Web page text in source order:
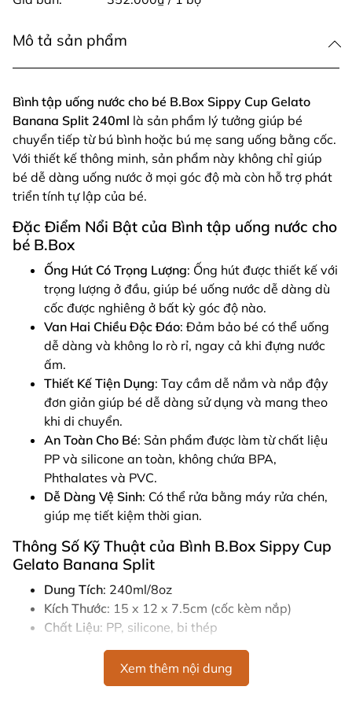
Mô tả sản phẩm
Bình tập uống nước cho bé B.Box Sippy Cup Gelato
Banana Split 240ml là sản phẩm lý tưởng giúp bé
chuyển tiếp từ bú bình hoặc bú mẹ sang uống bằng cốc.
Với thiết kế thông minh, sản phẩm này không chỉ giúp
bé dễ dàng uống nước ở mọi góc độ mà còn hỗ trợ phát
triển tính tự lập của bé.
Đặc Điểm Nổi Bật của Bình tập uống nước cho
bé B.Box
Ống Hút Có Trọng Lượng: Ống hút được thiết kế với
trọng lượng ở đầu, giúp bé uống nước dễ dàng dù
cốc được nghiêng ở bất kỳ góc độ nào.
Van Hai Chiều Độc Đáo: Đảm bảo bé có thể uống
dễ dàng và không lo rò rỉ, ngay cả khi đựng nước
ấm.
Thiết Kế Tiện Dụng: Tay cầm dễ nắm và nắp đậy
đơn giản giúp bé dễ dàng sử dụng và mang theo
khi di chuyển.
An Toàn Cho Bé: Sản phẩm được làm từ chất liệu
PP và silicone an toàn, không chứa BPA,
Phthalates và PVC.
Dễ Dàng Vệ Sinh: Có thể rửa bằng máy rửa chén,
giúp mẹ tiết kiệm thời gian.
Thông Số Kỹ Thuật của Bình B.Box Sippy Cup
Gelato Banana Split
Dung Tích: 240ml/8oz
Kích Thước: 15 x 12 x 7.5cm (cốc kèm nắp)
Chất Liệu: PP, silicone, bi thép
Độ Tuổi Sử Dụng: Dành cho bé từ 6 tháng tuổi trở
Xem thêm nội dung